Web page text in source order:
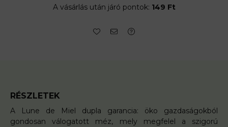
A vásárlás után járó pontok: 149 Ft
RÉSZLETEK
A Lune de Miel dupla garancia: öko gazdaságokból
gondosan válogatott méz, mely megfelel a szigorú